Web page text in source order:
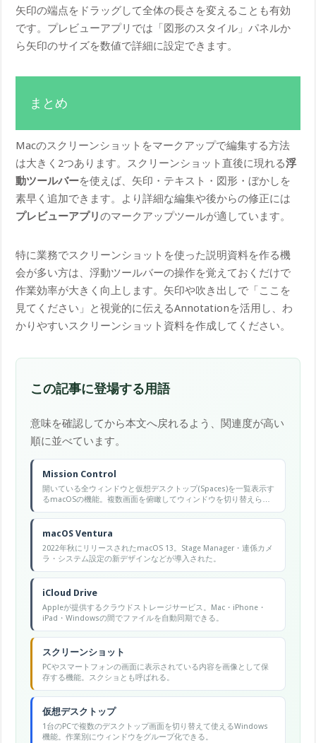
矢印の端点をドラッグして全体の長さを変えることも有効
です。プレビューアプリでは「図形のスタイル」パネルか
ら矢印のサイズを数値で詳細に設定できます。
まとめ
Macのスクリーンショットをマークアップで編集する方法
は大きく2つあります。スクリーンショット直後に現れる浮
動ツールバーを使えば、矢印・テキスト・図形・ぼかしを
素早く追加できます。より詳細な編集や後からの修正には
プレビューアプリのマークアップツールが適しています。
特に業務でスクリーンショットを使った説明資料を作る機
会が多い方は、浮動ツールバーの操作を覚えておくだけで
作業効率が大きく向上します。矢印や吹き出しで「ここを
見てください」と視覚的に伝えるAnnotationを活用し、わ
かりやすいスクリーンショット資料を作成してください。
この記事に登場する用語
意味を確認してから本文へ戻れるよう、関連度が高い
順に並べています。
Mission Control
開いている全ウィンドウと仮想デスクトップ(Spaces)を一覧表示す
るmacOSの機能。複数画面を俯瞰してウィンドウを切り替えられ
る。
macOS Ventura
2022年秋にリリースされたmacOS 13。Stage Manager・連係カメ
ラ・システム設定の新デザインなどが導入された。
iCloud Drive
Appleが提供するクラウドストレージサービス。Mac・iPhone・
iPad・Windowsの間でファイルを自動同期できる。
スクリーンショット
PCやスマートフォンの画面に表示されている内容を画像として保
存する機能。スクショとも呼ばれる。
仮想デスクトップ
1台のPCで複数のデスクトップ画面を切り替えて使えるWindows
機能。作業別にウィンドウをグループ化できる。